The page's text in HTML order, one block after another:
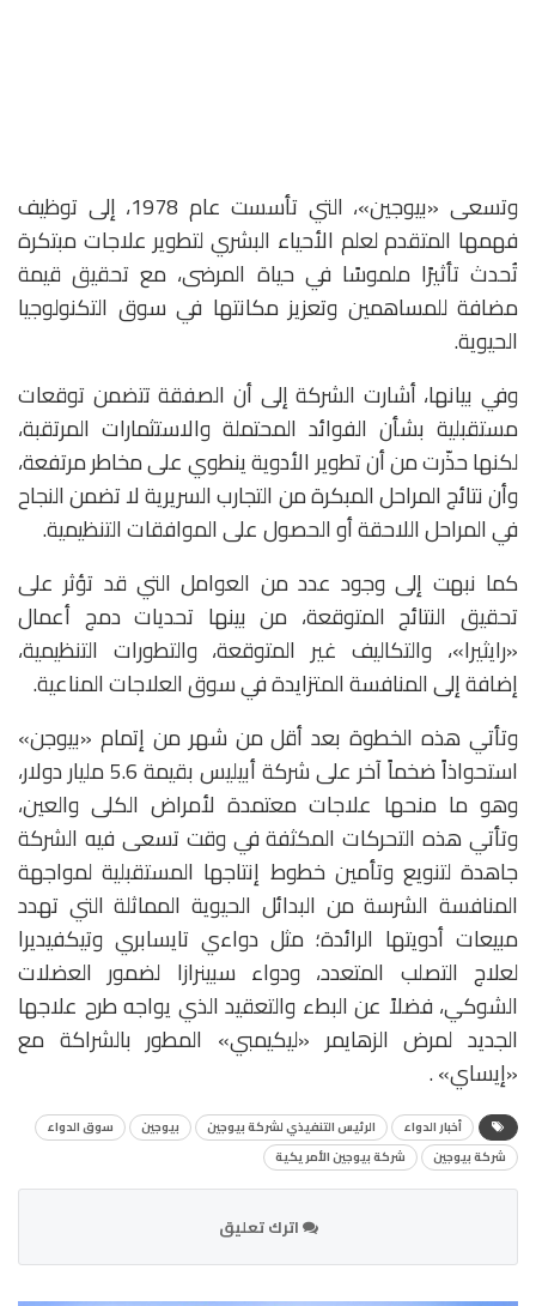
وتسعى «بيوجين»، التي تأسست عام 1978، إلى توظيف
فهمها المتقدم لعلم الأحياء البشري لتطوير علاجات مبتكرة
تُحدث تأثيرًا ملموسًا في حياة المرضى، مع تحقيق قيمة
مضافة للمساهمين وتعزيز مكانتها في سوق التكنولوجيا
الحيوية.
وفي بيانها، أشارت الشركة إلى أن الصفقة تتضمن توقعات
مستقبلية بشأن الفوائد المحتملة والاستثمارات المرتقبة،
لكنها حذّرت من أن تطوير الأدوية ينطوي على مخاطر مرتفعة،
وأن نتائج المراحل المبكرة من التجارب السريرية لا تضمن النجاح
في المراحل اللاحقة أو الحصول على الموافقات التنظيمية.
كما نبهت إلى وجود عدد من العوامل التي قد تؤثر على
تحقيق النتائج المتوقعة، من بينها تحديات دمج أعمال
«رايثيرا»، والتكاليف غير المتوقعة، والتطورات التنظيمية،
إضافة إلى المنافسة المتزايدة في سوق العلاجات المناعية.
وتأتي هذه الخطوة بعد أقل من شهر من إتمام «بيوجن»
استحواذاً ضخماً آخر على شركة أبيليس بقيمة 5.6 مليار دولار،
وهو ما منحها علاجات معتمدة لأمراض الكلى والعين،
وتأتي هذه التحركات المكثفة في وقت تسعى فيه الشركة
جاهدة لتنويع وتأمين خطوط إنتاجها المستقبلية لمواجهة
المنافسة الشرسة من البدائل الحيوية المماثلة التي تهدد
مبيعات أدويتها الرائدة؛ مثل دواءي تايسابري وتيكفيديرا
لعلاج التصلب المتعدد، ودواء سبينرازا لضمور العضلات
الشوكي، فضلاً عن البطء والتعقيد الذي يواجه طرح علاجها
الجديد لمرض الزهايمر «ليكيمبي» المطور بالشراكة مع
«إيساي» .
أخبار الدواء الرئيس التنفيذي لشركة بيوجين بيوجين
سوق الدواء
شركة بيوجين
شركة بيوجين الأمريكية
اترك تعليق